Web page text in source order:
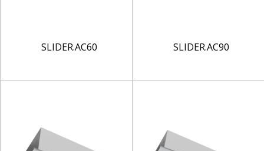
SLIDER.AC60 SLIDER.AC90